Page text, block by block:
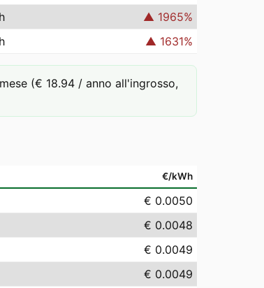
▲ 1965%
▲ 1631%
(€ 18.94 / anno all'ingrosso,
€/kWh
€ 0.0050
€ 0.0048
€ 0.0049
€ 0.0049